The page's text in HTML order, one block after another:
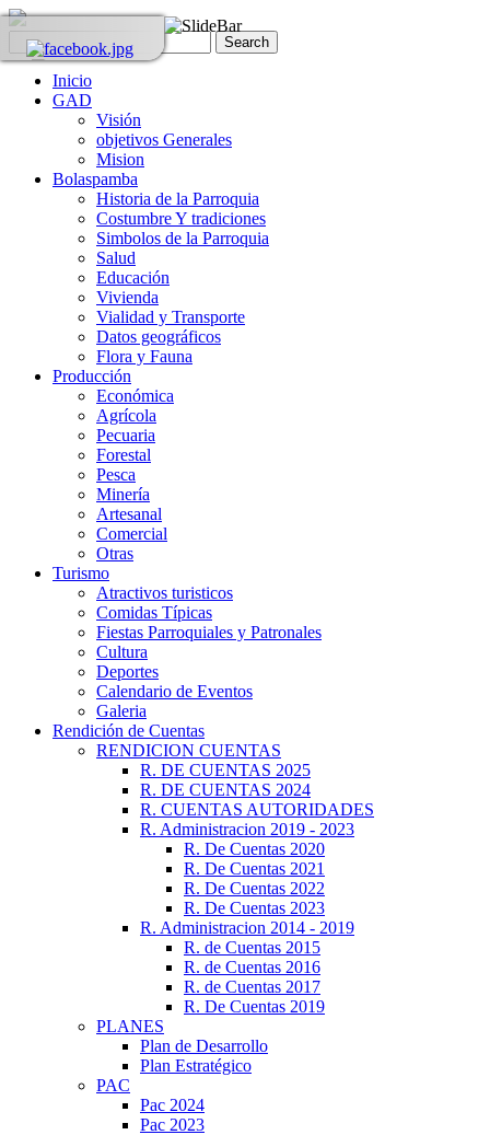
Inicio
GAD
Visión
objetivos Generales
Mision
Bolaspamba
Historia de la Parroquia
Costumbre Y tradiciones
Simbolos de la Parroquia
Salud
Educación
Vivienda
Vialidad y Transporte
Datos geográficos
Flora y Fauna
Producción
Económica
Agrícola
Pecuaria
Forestal
Pesca
Minería
Artesanal
Comercial
Otras
Turismo
Atractivos turisticos
Comidas Típicas
Fiestas Parroquiales y Patronales
Cultura
Deportes
Calendario de Eventos
Galeria
Rendición de Cuentas
RENDICION CUENTAS
R. DE CUENTAS 2025
R. DE CUENTAS 2024
R. CUENTAS AUTORIDADES
R. Administracion 2019 - 2023
R. De Cuentas 2020
R. De Cuentas 2021
R. De Cuentas 2022
R. De Cuentas 2023
R. Administracion 2014 - 2019
R. de Cuentas 2015
R. de Cuentas 2016
R. de Cuentas 2017
R. De Cuentas 2019
PLANES
Plan de Desarrollo
Plan Estratégico
PAC
Pac 2024
Pac 2023